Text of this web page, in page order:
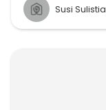
Susi